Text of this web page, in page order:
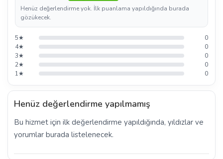
Henüz değerlendirme yok. İlk puanlama yapıldığında burada
gözükecek.
5★
0
4★
0
3★
0
2★
0
1★
0
Henüz değerlendirme yapılmamış
Bu hizmet için ilk değerlendirme yapıldığında, yıldızlar ve
yorumlar burada listelenecek.